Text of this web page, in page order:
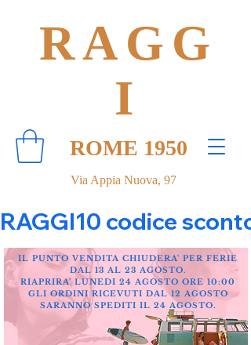
Via Appia Nuova, 97
RAGG
I
ROME 1950
RAGGI10 codice
IL PUNTO VENDITA CHIUDERA' PER FERIE
DAL 13 AL 23 AGOSTO.
RIAPRIRA' LUNEDI 24 AGOSTO ORE 10:00
GLI ORDINI RICEVUTI DAL 12 AGOSTO
SARANNO SPEDITI IL 24 AGOSTO.